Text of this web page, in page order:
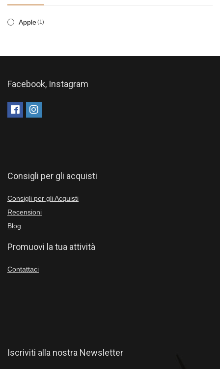
Apple(1)
Facebook, Instagram
Consigli per gli acquisti
Consigli per gli Acquisti
Recensioni
Blog
Promuovi la tua attività
Contattaci
Iscriviti alla nostra Newsletter